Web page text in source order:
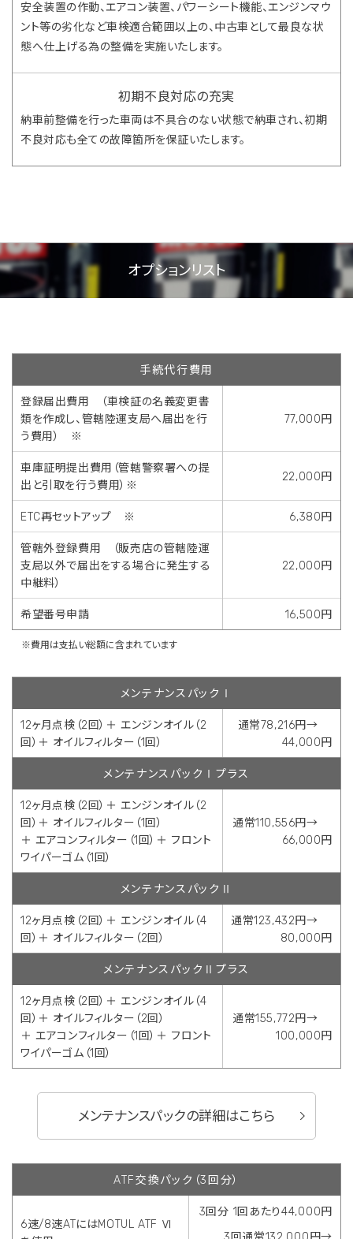
安全装置の作動、エアコン装置、パワーシート機能、エンジンマウ
ント等の劣化など車検適合範囲以上の、中古車として最良な状
態へ仕上げる為の整備を実施いたします。
初期不良対応の充実
納車前整備を行った車両は不具合のない状態で納車され、初期
不良対応も全ての故障箇所を保証いたします。
オプションリスト
手続代行費用
登録届出費用 （車検証の名義変更書
類を作成し、管轄陸運支局へ届出を行
う費用） ※
77,000円
車庫証明提出費用（管轄警察署への提
出と引取を行う費用）※
22,000円
ETC再セットアップ ※ 6,380円
管轄外登録費用 （販売店の管轄陸運
支局以外で届出をする場合に発生する
中継料）
22,000円
希望番号申請 16,500円
※費用は支払い総額に含まれています
メンテナンスパックⅠ
12ヶ月点検（2回）＋ エンジンオイル（2
回）＋ オイルフィルター（1回）
通常78,216円→
44,000円
メンテナンスパックⅠプラス
12ヶ月点検（2回）＋ エンジンオイル（2
回）＋ オイルフィルター（1回）
＋ エアコンフィルター（1回）＋ フロント
ワイパーゴム（1回）
通常110,556円→
66,000円
メンテナンスパックⅡ
12ヶ月点検（2回）＋ エンジンオイル（4
回）＋ オイルフィルター（2回）
通常123,432円→
80,000円
メンテナンスパックⅡプラス
12ヶ月点検（2回）＋ エンジンオイル（4
回）＋ オイルフィルター（2回）
＋ エアコンフィルター（1回）＋ フロント
ワイパーゴム（1回）
通常155,772円→
100,000円
メンテナンスパックの詳細はこちら
ATF交換パック（3回分）
6速/8速ATにはMOTUL ATF Ⅵ
3回分 1回あたり44,000円